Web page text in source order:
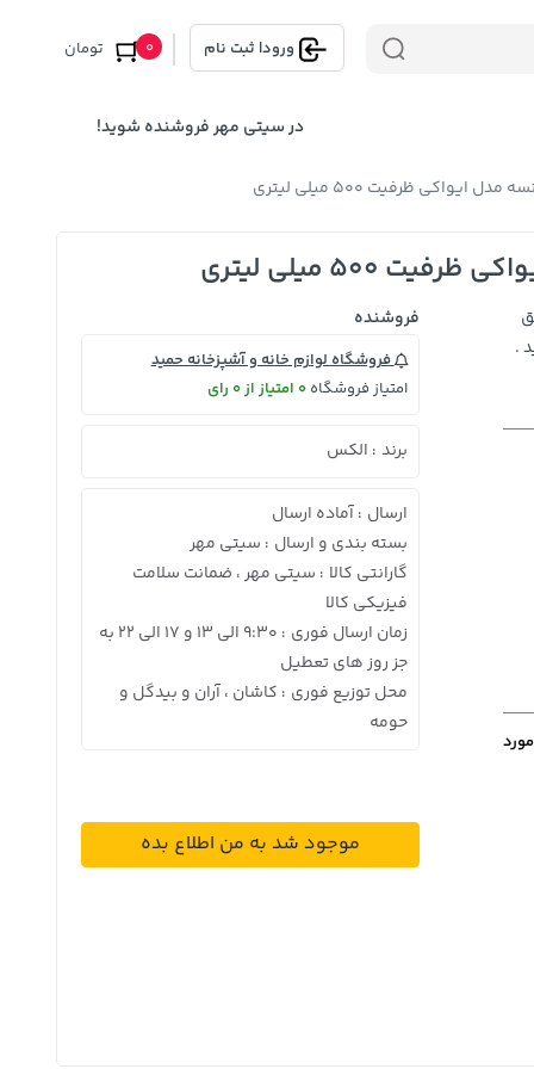
ورود| ثبت نام تومان 0
در سیتی مهر فروشنده شوید!
ظرفیت 500 میلی لیتری
میلی لیتری
.
فروشنده
فروشگاه لوازم خانه و آشپزخانه حمید
امتیاز فروشگاه0 امتیاز از 0 رای
برند : الکس
ارسال :آماده ارسال
بسته بندی و ارسال : سیتی مهر
گارانتی کالا : سیتی مهر ، ضمانت سلامت
فیزیکی کالا
زمان ارسال فوری :
9:30 الی 13 و 17 الی 22 به
جز روز های تعطیل
محل توزیع فوری : کاشان ، آران و بیدگل و
حومه
موجود شد به من اطلاع بده